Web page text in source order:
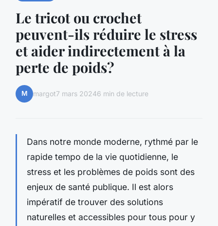
Le tricot ou crochet
peuvent-ils réduire le stress
et aider indirectement à la
perte de poids?
M margot7 mars 20246 min de lecture
Dans notre monde moderne, rythmé par le
rapide tempo de la vie quotidienne, le
stress et les problèmes de poids sont des
enjeux de santé publique. Il est alors
impératif de trouver des solutions
naturelles et accessibles pour tous pour y